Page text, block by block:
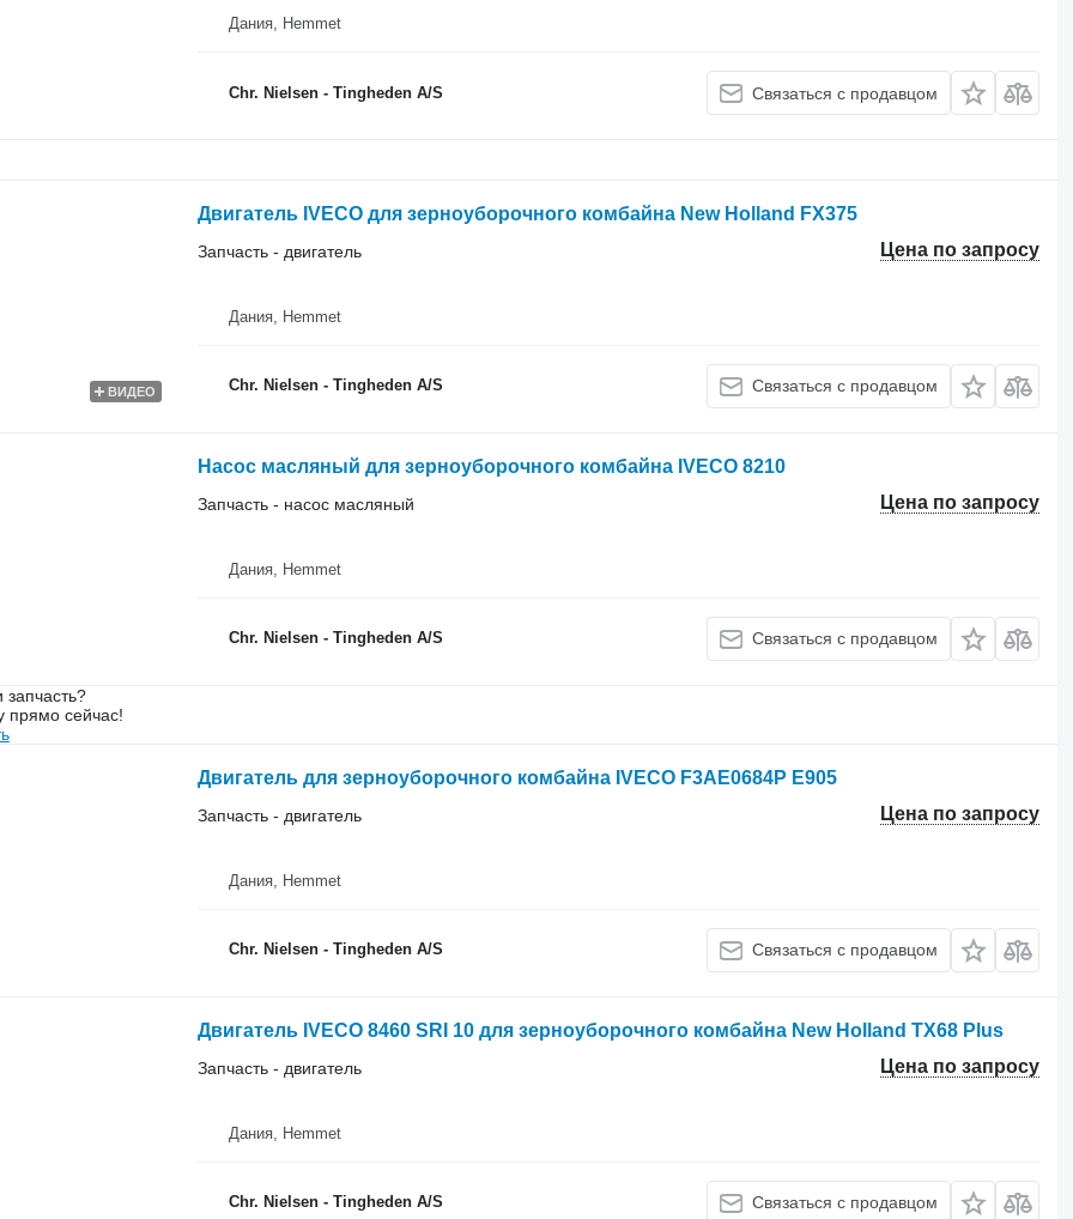
Дания, Hemmet
Chr. Nielsen - Tingheden A/S Связаться с продавцом
ВИДЕО
Двигатель IVECO для зерноуборочного комбайна New Holland FX375
Цена по запросу
Запчасть - двигатель
Дания, Hemmet
Chr. Nielsen - Tingheden A/S Связаться с продавцом
Насос масляный для зерноуборочного комбайна IVECO 8210
Цена по запросу
Запчасть - насос масляный
Дания, Hemmet
Chr. Nielsen - Tingheden A/S Связаться с продавцом
прямо сейчас!
Двигатель для зерноуборочного комбайна IVECO F3AE0684P E905
Цена по запросу
Запчасть - двигатель
Дания, Hemmet
Chr. Nielsen - Tingheden A/S Связаться с продавцом
Двигатель IVECO 8460 SRI 10 для зерноуборочного комбайна New Holland TX68 Plus
Цена по запросу
Запчасть - двигатель
Дания, Hemmet
Chr. Nielsen - Tingheden A/S Связаться с продавцом